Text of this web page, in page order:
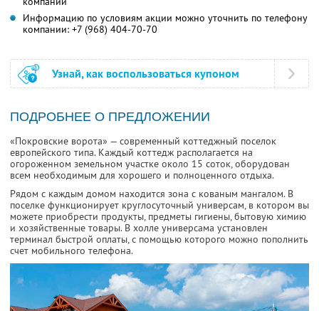
Информацию по условиям акции можно уточнить по телефону
компании: +7 (968) 404-70-70
Узнай, как воспользоваться купоном
ПОДРОБНЕЕ О ПРЕДЛОЖЕНИИ
«Покровские ворота» — современный коттеджный поселок
европейского типа. Каждый коттедж располагается на
огороженном земельном участке около 15 соток, оборудован
всем необходимым для хорошего и полноценного отдыха.
Рядом с каждым домом находится зона с кованым мангалом. В
поселке функционирует круглосуточный универсам, в котором вы
можете приобрести продукты, предметы гигиены, бытовую химию
и хозяйственные товары. В холле универсама установлен
терминал быстрой оплаты, с помощью которого можно пополнить
счет мобильного телефона.